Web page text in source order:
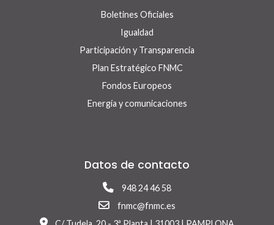
Boletines Oficiales
Igualdad
Participación y Transparencia
Plan Estratégico FNMC
Fondos Europeos
Energía y comunicaciones
Datos de contacto
948 24 46 58
fnmc@fnmc.es